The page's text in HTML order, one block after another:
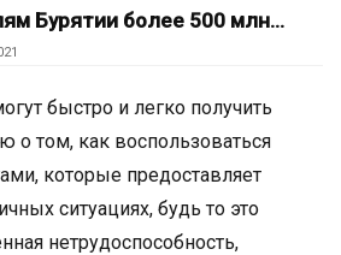
Бурятии более 500 млн…
быстро и легко получить
том, как воспользоваться
которые предоставляет
ситуациях, будь то это
нетрудоспособность,